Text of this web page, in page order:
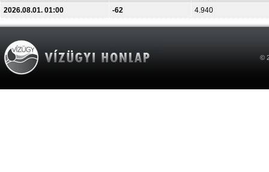
2026.08.01. 01:00
-62 4.940
©